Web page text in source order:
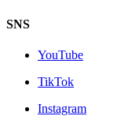
SNS
YouTube
TikTok
Instagram